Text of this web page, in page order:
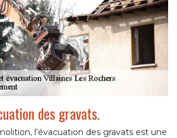
des gravats.
l’évacuation des gravats est une